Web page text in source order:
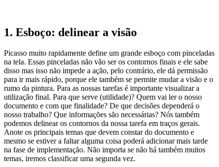
1. Esboço: delinear a visão
Picasso muito rapidamente define um grande esboço com pinceladas
na tela. Essas pinceladas não vão ser os contornos finais e ele sabe
disso mas isso não impede a ação, pelo contrário, ele dá permissão
para ir mais rápido, porque ele também se permite mudar a visão e o
rumo da pintura. Para as nossas tarefas é importante visualizar a
utilização final. Para que serve (utilidade)? Quem vai ler o nosso
documento e com que finalidade? De que decisões dependerá o
nosso trabalho? Que informações são necessárias? Nós também
podemos delinear os contornos da nossa tarefa em traços gerais.
Anote os principais temas que devem constar do documento e
mesmo se estiver a faltar alguma coisa poderá adicionar mais tarde
na fase de implementação. Não importa se não há também muitos
temas, iremos classificar uma segunda vez.